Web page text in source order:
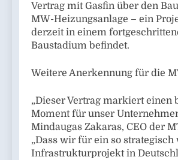
Vertrag mit Gasfin über den
MW-Heizungsanlage – ein
derzeit in einem
Baustadium befindet.
Weitere Anerkennung für die
„Dieser Vertrag markiert einen
Moment für unser
Mindaugas Zakaras, CEO der
„Dass wir für ein so strategisch
Infrastrukturprojekt in